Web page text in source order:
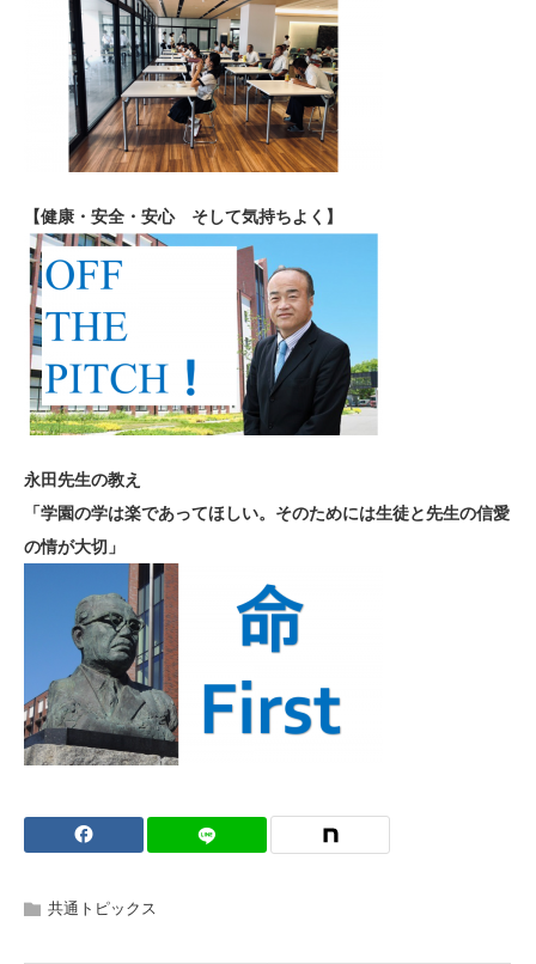
【健康・安全・安心 そして気持ちよく】
永田先生の教え
「学園の学は楽であってほしい。そのためには生徒と先生の信愛
の情が大切」
共通トピックス